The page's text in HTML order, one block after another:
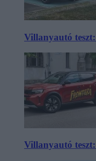
Villanyautó
Villanyautó